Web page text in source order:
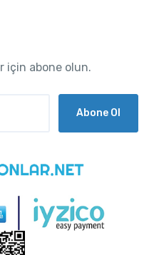
için abone olun.
Abone Ol